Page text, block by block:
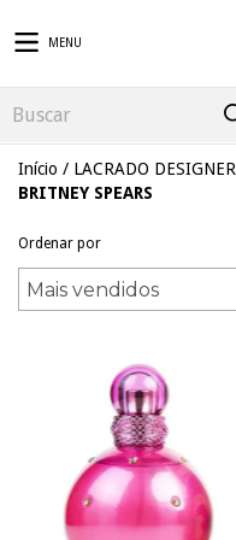
MENU
Início / LACRADO DESIGNER
BRITNEY SPEARS
Ordenar por